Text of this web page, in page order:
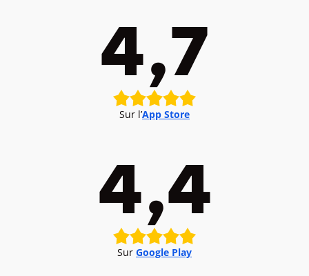
4,7
Sur l’App Store
4,4
Sur Google Play